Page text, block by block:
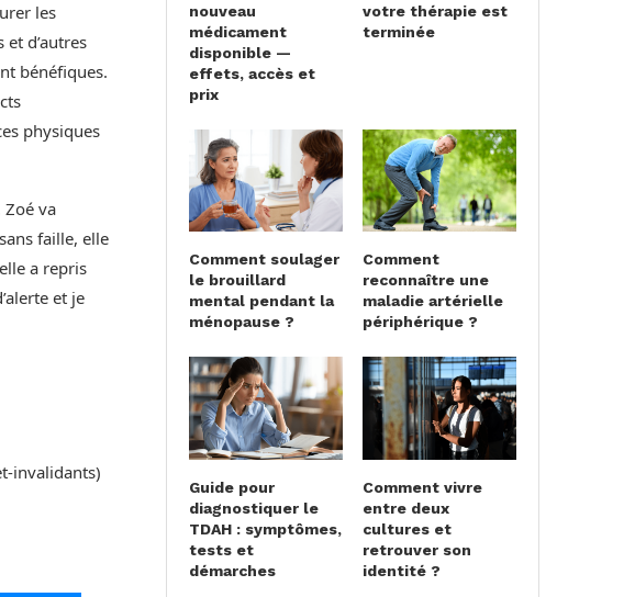
les
d’autres
bénéfiques.
physiques
va
faille, elle
a repris
et je
invalidants)
nouveau
médicament
disponible —
effets, accès et
prix
votre thérapie est
terminée
Comment soulager
le brouillard
mental pendant la
ménopause ?
Comment
reconnaître une
maladie artérielle
périphérique ?
Guide pour
diagnostiquer le
TDAH : symptômes,
tests et
démarches
Comment vivre
entre deux
cultures et
retrouver son
identité ?